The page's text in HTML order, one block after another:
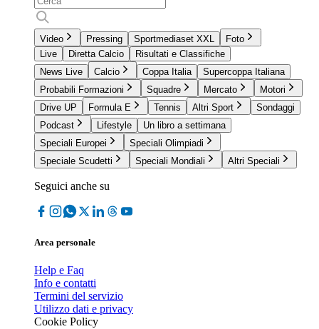
Video Pressing Sportmediaset XXL
Foto
Live
Diretta Calcio
Risultati e Classifiche
News Live
Calcio Coppa Italia
Supercoppa Italiana
Probabili Formazioni
Squadre Mercato
Motori
Drive UP
Formula E Tennis Altri Sport
Sondaggi
Podcast
Lifestyle
Un libro a settimana
Speciali Europei
Speciali Olimpiadi
Speciale Scudetti
Speciali Mondiali Altri Speciali
Seguici anche su
Area personale
Help e Faq
Info e contatti
Termini del servizio
Utilizzo dati e privacy
Cookie Policy